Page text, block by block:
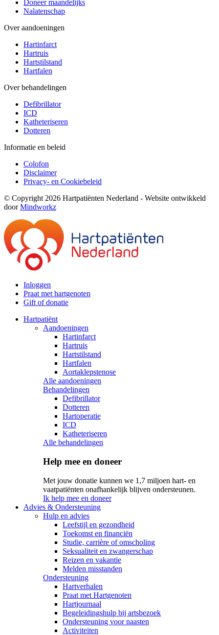
Doneer maandelijks
Nalatenschap
Over aandoeningen
Hartinfarct
Hartruis
Hartstilstand
Hartfalen
Over behandelingen
Defibrillator
ICD
Katheteriseren
Dotteren
Informatie en beleid
Colofon
Disclaimer
Privacy- en Cookiebeleid
© Copyright 2026 Hartpatiënten Nederland - Website ontwikkeld
doorMindworkz
Inloggen
Praat met hartgenoten
Gift of donatie
Hartpatiënt
Aandoeningen
Hartinfarct
Hartruis
Hartstilstand
Hartfalen
Aortaklepstenose
Alle aandoeningen
Behandelingen
Defibrillator
Dotteren
Hartoperatie
ICD
Katheteriseren
Alle behandelingen
Help mee en doneer
Met jouw donatie kunnen we 1,7 miljoen hart- en
vaatpatiënten onafhankelijk blijven ondersteunen.
Ik help mee en doneer
Advies & Ondersteuning
Hulp en advies
Leefstijl en gezondheid
Toekomst en financiën
Studie, carrière of omscholing
Seksualiteit en zwangerschap
Reizen en vakantie
Melden misstanden
Ondersteuning
Hartverhalen
Praat met Hartgenoten
Hartjournaal
Begeleidingshulp bij artsbezoek
Ondersteuning voor naasten
Activiteiten